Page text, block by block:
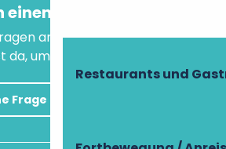
Restaurants und
Rat?
an unseren virtuellen
um Ihnen zu helfen.
Frage